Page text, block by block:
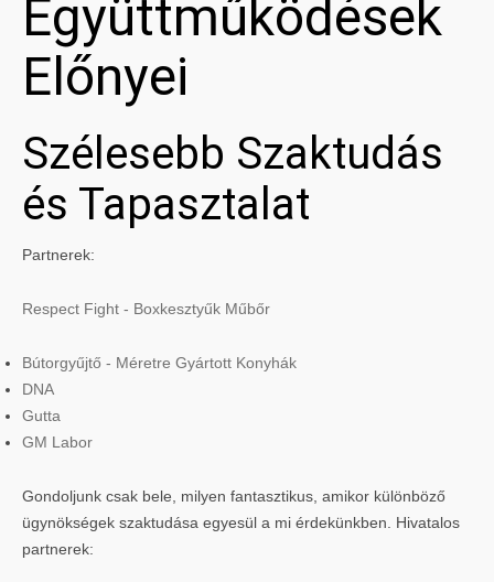
Együttműködések
Előnyei
Szélesebb Szaktudás
és Tapasztalat
Partnerek:
Respect Fight - Boxkesztyűk Műbőr
Bútorgyűjtő - Méretre Gyártott Konyhák
DNA
Gutta
GM Labor
Gondoljunk csak bele, milyen fantasztikus, amikor különböző
ügynökségek szaktudása egyesül a mi érdekünkben. Hivatalos
partnerek: